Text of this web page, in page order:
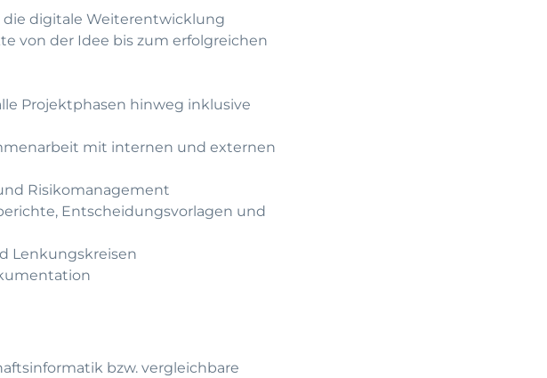
digitale Weiterentwicklung
von der Idee bis zum erfolgreichen
Projektphasen hinweg inklusive
mit internen und externen
Risikomanagement
Entscheidungsvorlagen und
Lenkungskreisen
bzw. vergleichbare